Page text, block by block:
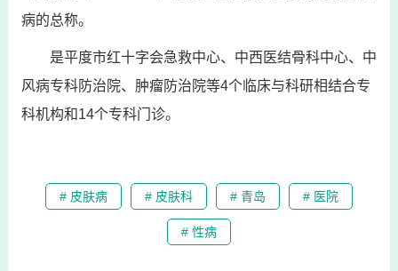
病的总称。
是平度市红十字会急救中心、中西医结骨科中心、中
风病专科防治院、肿瘤防治院等4个临床与科研相结合专
科机构和14个专科门诊。
# 皮肤病 # 皮肤科 # 青岛 # 医院
# 性病